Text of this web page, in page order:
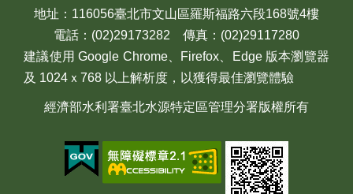
地址：116056臺北市文山區羅斯福路六段168號4樓
電話：(02)29173282 傳真：(02)29117280
建議使用 Google Chrome、Firefox、Edge 版本瀏覽器
及 1024ｘ768 以上解析度，以獲得最佳瀏覽體驗
經濟部水利署臺北水源特定區管理分署版權所有